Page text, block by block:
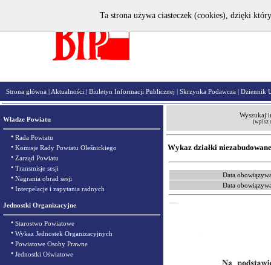
Strona główna | Aktualności | Biuletyn Informacji Publicznej | Skrzynka Podawcza | Dziennik
Władze Powiatu
• Rada Powiatu
• Komisje Rady Powiatu Oleśnickiego
• Zarząd Powiatu
• Transmisje sesji
• Nagrania obrad sesji
• Interpelacje i zapytania radnych
Jednostki Organizacyjne
• Starostwo Powiatowe
• Wykaz Jednostek Organizacyjnych
• Powiatowe Osoby Prawne
• Jednostki Oświatowe
Wyszukaj
(wpisz
Wykaz działki
Data
Data
Ta strona używa ciasteczek (cookies), dzięki